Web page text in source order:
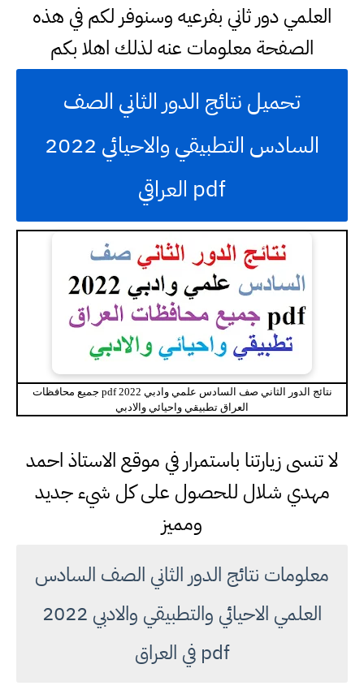
العلمي دور ثاني بفرعيه وسنوفر لكم في هذه
الصفحة معلومات عنه لذلك اهلا بكم
تحميل نتائج الدور الثاني الصف
السادس التطبيقي والاحيائي 2022
pdf العراقي
نتائج الدور الثاني صف السادس علمي وادبي 2022 pdf جميع محافظات
العراق تطبيقي واحيائي والادبي
لا تنسى زيارتنا باستمرار في موقع الاستاذ احمد
مهدي شلال للحصول على كل شيء جديد
ومميز
معلومات نتائج الدور الثاني الصف السادس
العلمي الاحيائي والتطبيقي والادبي 2022
pdf في العراق